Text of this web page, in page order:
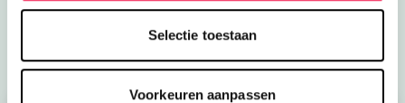
Selectie toestaan
Voorkeuren aanpassen